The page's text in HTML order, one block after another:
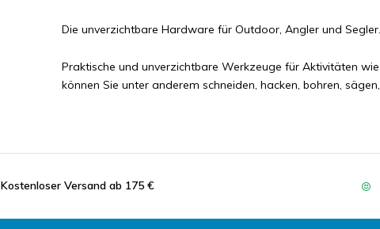
Die unverzichtbare Hardware für Outdoor, Angler und Segler.
Praktische und unverzichtbare Werkzeuge für Aktivitäten
können Sie unter anderem schneiden, hacken, bohren,
Kostenloser Versand ab 175 €